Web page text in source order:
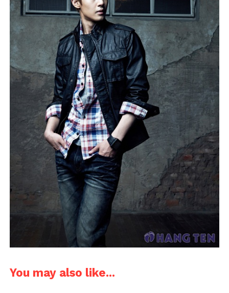
You may also like...